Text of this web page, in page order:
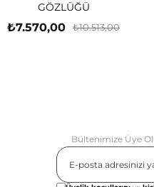
GÖZLÜĞÜ
₺7.570,00 ₺10.513,00
Bültenimize Üye